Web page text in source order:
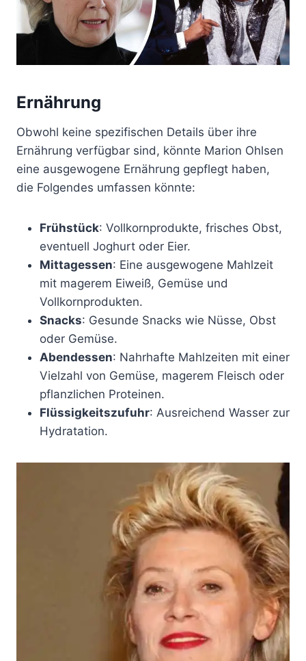
Ernährung
Obwohl keine spezifischen Details über ihre
Ernährung verfügbar sind, könnte Marion Ohlsen
eine ausgewogene Ernährung gepflegt haben,
die Folgendes umfassen könnte:
Frühstück: Vollkornprodukte, frisches Obst,
eventuell Joghurt oder Eier.
Mittagessen: Eine ausgewogene Mahlzeit
mit magerem Eiweiß, Gemüse und
Vollkornprodukten.
Snacks: Gesunde Snacks wie Nüsse, Obst
oder Gemüse.
Abendessen: Nahrhafte Mahlzeiten mit einer
Vielzahl von Gemüse, magerem Fleisch oder
pflanzlichen Proteinen.
Flüssigkeitszufuhr: Ausreichend Wasser zur
Hydratation.